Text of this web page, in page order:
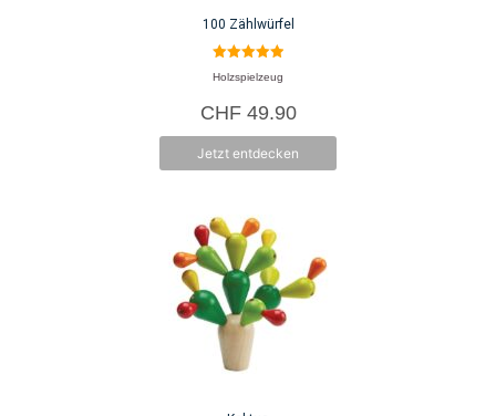
100 Zählwürfel
5.00
von 5
Holzspielzeug
CHF49.90
Jetzt entdecken